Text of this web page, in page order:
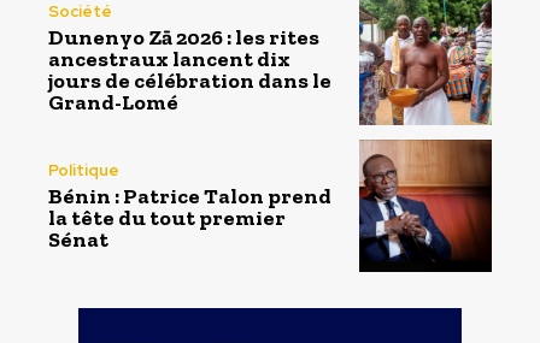
Société
Dunenyo Zā 2026 : les rites
ancestraux lancent dix
jours de célébration dans le
Grand-Lomé
Politique
Bénin : Patrice Talon prend
la tête du tout premier
Sénat